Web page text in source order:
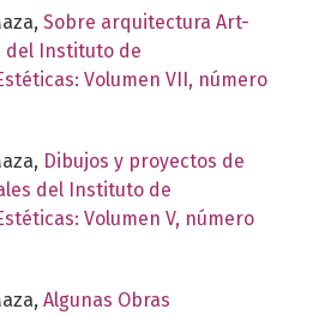
Sobre arquitectura Art-
del Instituto de
Volumen VII, número
Dibujos y proyectos de
del Instituto de
Volumen V, número
Algunas Obras